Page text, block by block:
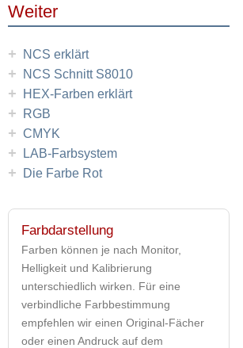
Weiter
+ NCS erklärt
+ NCS Schnitt S8010
+ HEX-Farben erklärt
+ RGB
+ CMYK
+ LAB-Farbsystem
+ Die Farbe Rot
Farbdarstellung
Farben können je nach Monitor,
Helligkeit und Kalibrierung
unterschiedlich wirken. Für eine
verbindliche Farbbestimmung
empfehlen wir einen Original-Fächer
oder einen Andruck auf dem